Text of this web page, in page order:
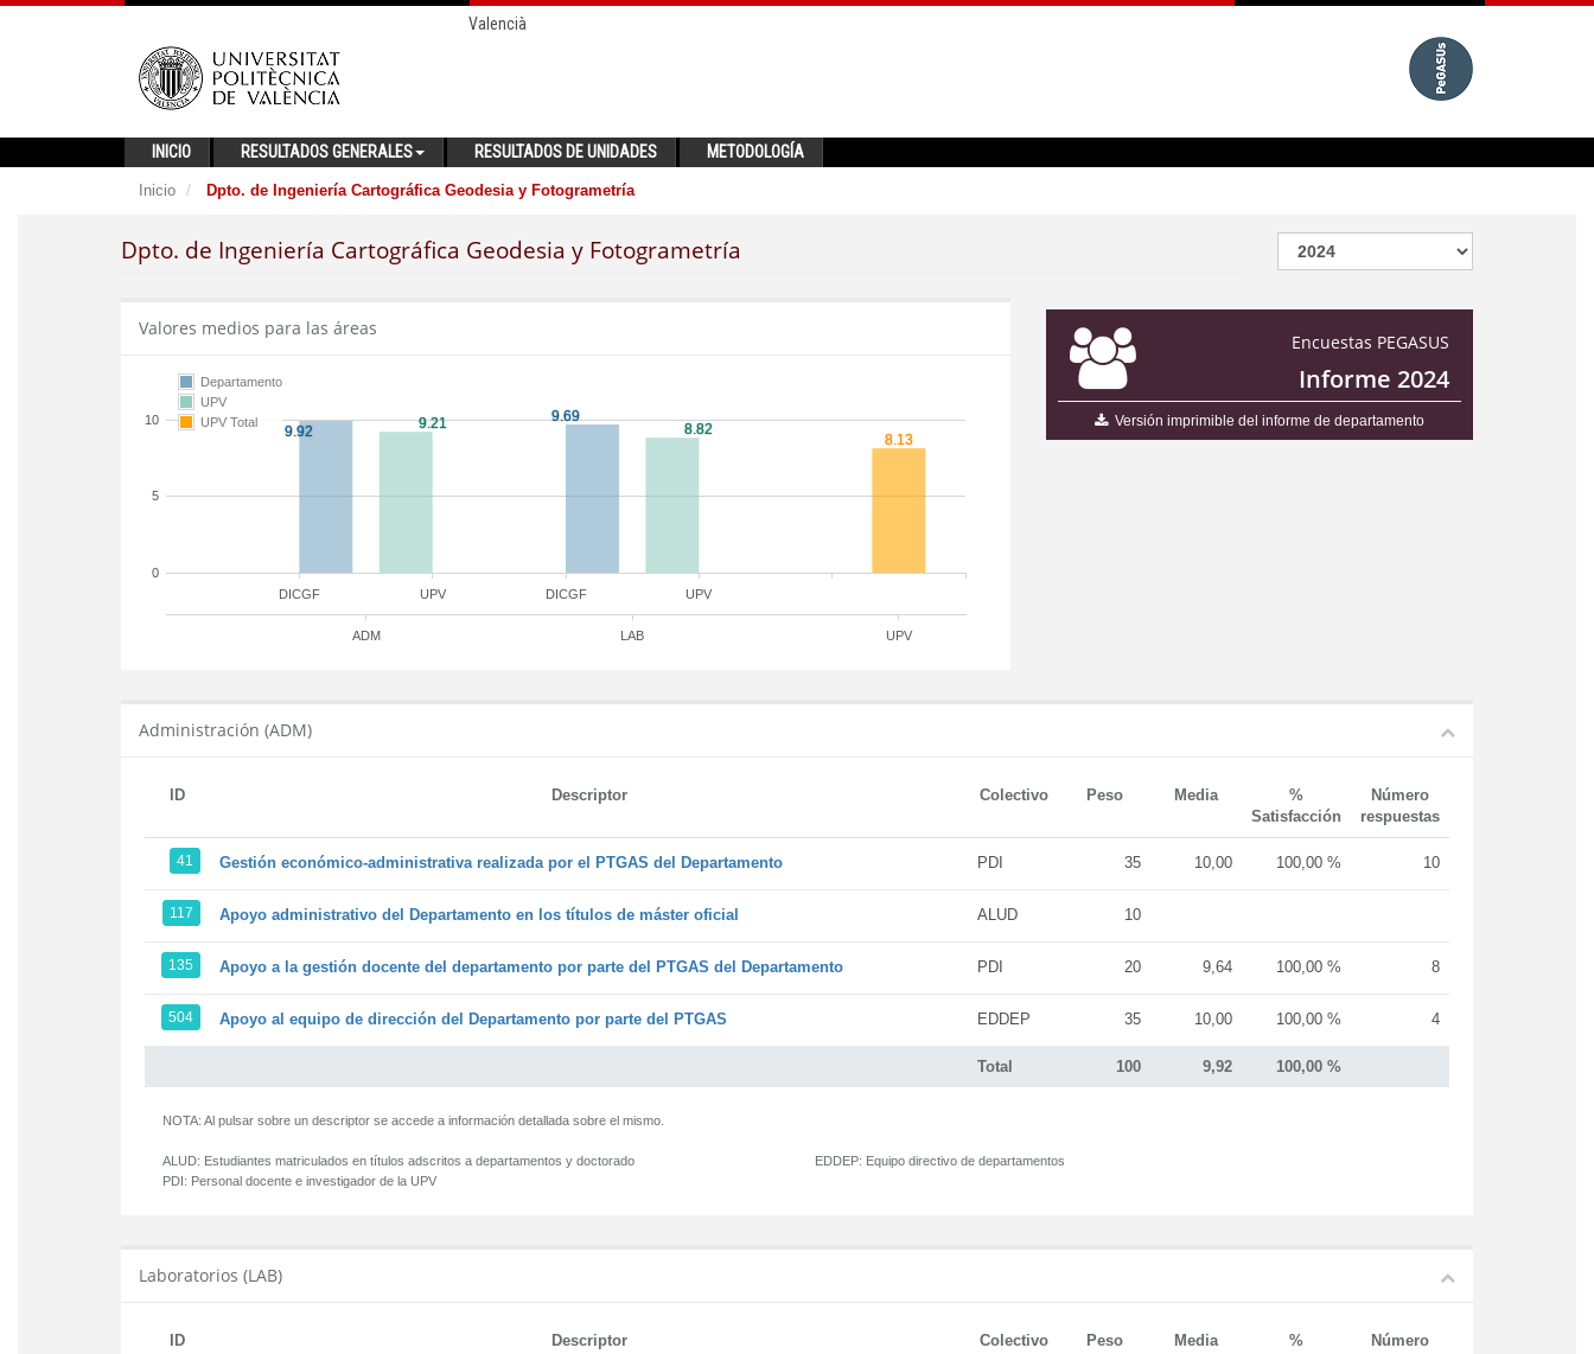
Valencià
INICIO RESULTADOS GENERALES RESULTADOS DE UNIDADES METODOLOGÍA
Inicio Dpto. de Ingeniería Cartográfica Geodesia y Fotogrametría
Dpto. de Ingeniería Cartográfica Geodesia y Fotogrametría
Encuestas PEGASUS
Informe 2024
Versión imprimible del informe de departamento
Valores medios para las áreas
DICGF DICGF
UPV UPV
ADM LAB UPV
0
5
10
Departamento
UPV
UPV Total
Administración (ADM)
ID Descriptor Colectivo Peso Media
%
Satisfacción
Número
respuestas
Total 100 9,92 100,00 %
41 Gestión económico-administrativa realizada por el PTGAS del Departamento PDI 35 10,00 100,00 % 10
117 Apoyo administrativo del Departamento en los títulos de máster oficial ALUD 10
135 Apoyo a la gestión docente del departamento por parte del PTGAS del Departamento PDI 20 9,64 100,00 % 8
504 Apoyo al equipo de dirección del Departamento por parte del PTGAS EDDEP 35 10,00 100,00 % 4
NOTA: Al pulsar sobre un descriptor se accede a información detallada sobre el mismo.
ALUD: Estudiantes matriculados en títulos adscritos a departamentos y doctorado
PDI: Personal docente e investigador de la UPV
EDDEP: Equipo directivo de departamentos
Laboratorios (LAB)
ID Descriptor Colectivo Peso Media
%
Número